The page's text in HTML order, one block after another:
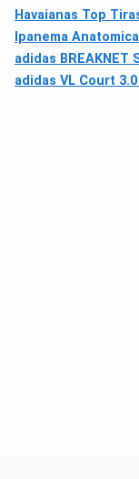
Havaianas Top
Ipanema
adidas
adidas VL Court